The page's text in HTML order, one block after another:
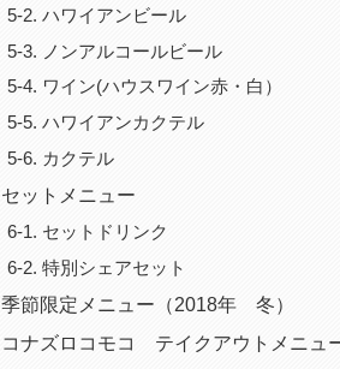
ハワイアンビール
ノンアルコールビール
ワイン(ハウスワイン赤・白）
ハワイアンカクテル
カクテル
セットメニュー
セットドリンク
特別シェアセット
季節限定メニュー（2018年 冬）
コナズロコモコ テイクアウトメニュ